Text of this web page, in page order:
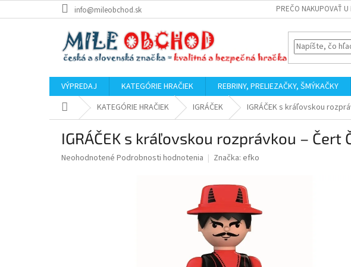
na
info@mileobchod.sk PREČO NAKUPOVAŤ U
VÝPREDAJ KATEGÓRIE HRAČIEK REBRINY, PRELIEZAČKY, ŠMÝKAČKY
DomovKATEGÓRIE HRAČIEK IGRÁČEK IGRÁČEK s kráľovskou
IGRÁČEK s kráľovskou rozprávkou – Čert
Priemerné
Neohodnotené Podrobnosti hodnotenia Značka: efko